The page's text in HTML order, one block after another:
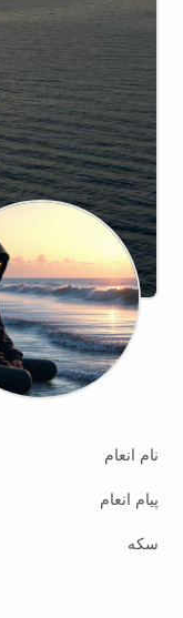
نام انعام
پیام انعام
سکه